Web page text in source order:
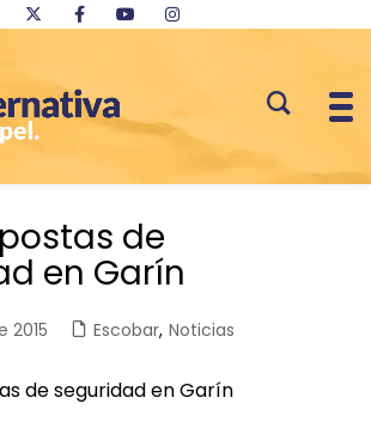
de
en Garín
2015 Escobar, Noticias